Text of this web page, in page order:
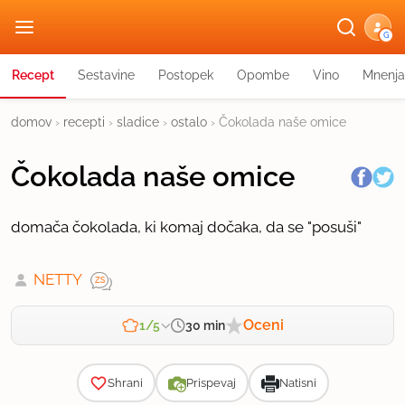
G
Recept Sestavine Postopek Opombe Vino Mnenja
domov › recepti › sladice › ostalo › Čokolada naše omice
Čokolada naše omice
domača čokolada, ki komaj dočaka, da se "posuši"
NETTY
1/5 30 min Oceni
Shrani Prispevaj Natisni